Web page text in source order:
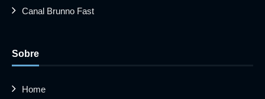
Canal Brunno Fast
Sobre
Home